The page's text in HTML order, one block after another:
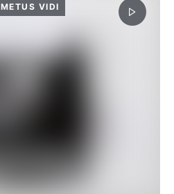
METUS VIDI